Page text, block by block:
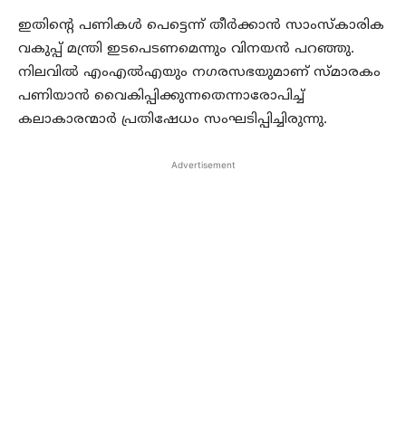
ഇതിന്റെ പണികള്‍ പെട്ടെന്ന് തീര്‍ക്കാന്‍ സാംസ്‌കാരിക
വകുപ്പ് മന്ത്രി ഇടപെടണമെന്നും വിനയന്‍ പറഞ്ഞു.
നിലവില്‍ എംഎല്‍എയും നഗരസഭയുമാണ് സ്മാരകം
പണിയാന്‍ വൈകിപ്പിക്കുന്നതെന്നാരോപിച്ച്
കലാകാരന്മാര്‍ പ്രതിഷേധം സംഘടിപ്പിച്ചിരുന്നു.
Advertisement